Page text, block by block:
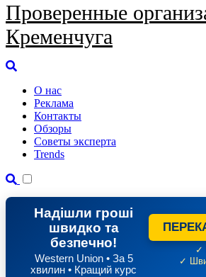
Проверенные
Кременчуга
О нас
Реклама
Контакты
Обзоры
Советы эксперта
Trends
Надішли гроші
швидко та
безпечно!
Western Union • За 5
хвилин • Кращий курс
✓
✓